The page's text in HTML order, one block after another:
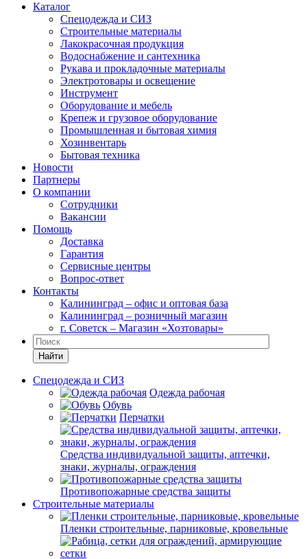
Каталог
Спецодежда и СИЗ
Строительные материалы
Лакокрасочная продукция
Водоснабжение и сантехника
Рукава и прокладочные материалы
Электротовары и освещение
Инструмент
Оборудование и мебель
Крепеж и грузовое оборудование
Промышленная и бытовая химия
Хозинвентарь
Бытовая техника
Новости
Партнеры
О компании
Сотрудники
Вакансии
Помощь
Доставка
Гарантия
Сервисные центры
Вопрос-ответ
Контакты
Калининград – офис и оптовая база
Калининград – розничный магазин
г. Советск – Магазин «Хозтовары»
Найти
Спецодежда и СИЗ
Одежда рабочая
Обувь
Перчатки
Средства индивидуальной защиты, аптечки,
знаки, журналы, ограждения
Противопожарные средства защиты
Строительные материалы
Пленки строительные, парниковые, кровельные